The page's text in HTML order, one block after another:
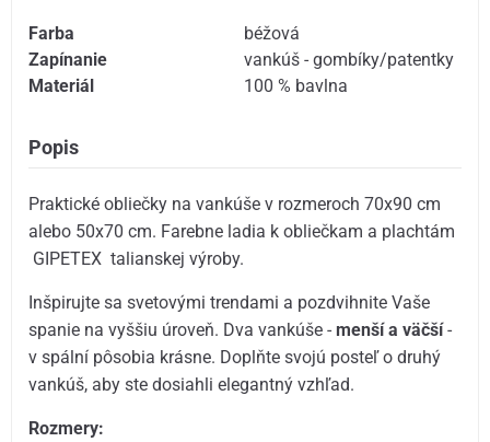
Farba
béžová
Zapínanie
vankúš - gombíky/patentky
Materiál
100 % bavlna
Popis
Praktické obliečky na vankúše v rozmeroch 70x90 cm
alebo 50x70 cm. Farebne ladia k obliečkam a plachtám
GIPETEX talianskej výroby.
Inšpirujte sa svetovými trendami a pozdvihnite Vaše
spanie na vyššiu úroveň. Dva vankúše -menší a väčší-
v spální pôsobia krásne. Doplňte svojú posteľ o druhý
vankúš, aby ste dosiahli elegantný vzhľad.
Rozmery: